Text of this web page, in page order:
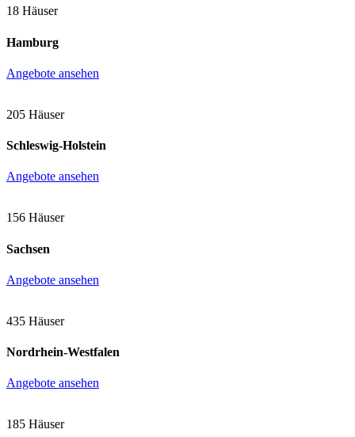
18 Häuser
Hamburg
Angebote ansehen
205 Häuser
Schleswig-Holstein
Angebote ansehen
156 Häuser
Sachsen
Angebote ansehen
435 Häuser
Nordrhein-Westfalen
Angebote ansehen
185 Häuser